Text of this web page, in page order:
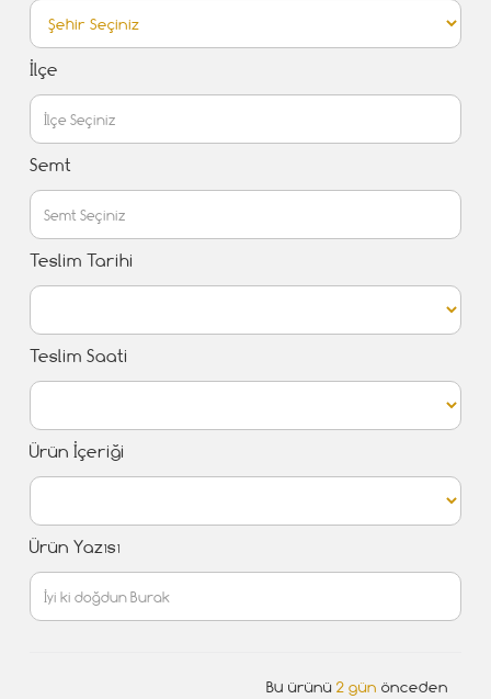
İlçe
Semt
Teslim Tarihi
Teslim Saati
Ürün İçeriği
Ürün Yazısı
Bu ürünü 2 gün önceden